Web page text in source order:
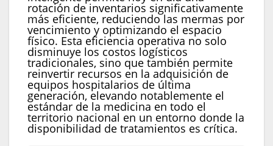
rotación de inventarios significativamente
más eficiente, reduciendo las mermas por
vencimiento y optimizando el espacio
físico. Esta eficiencia operativa no solo
disminuye los costos logísticos
tradicionales, sino que también permite
reinvertir recursos en la adquisición de
equipos hospitalarios de última
generación, elevando notablemente el
estándar de la medicina en todo el
territorio nacional en un entorno donde la
disponibilidad de tratamientos es crítica.